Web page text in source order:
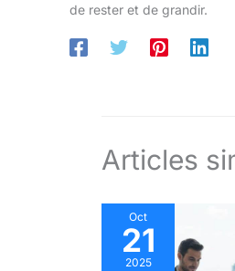
de rester et de grandir.
Articles
Oct
21
2025